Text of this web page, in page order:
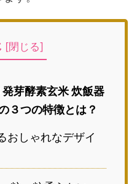
[閉じる]
発芽酵素玄米 炊飯器
３つの特徴とは？
おしゃれなデザイ